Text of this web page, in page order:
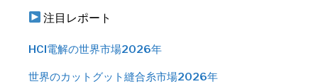
注目レポート
HCl電解の世界市場2026年
世界のカットグット縫合糸市場2026年